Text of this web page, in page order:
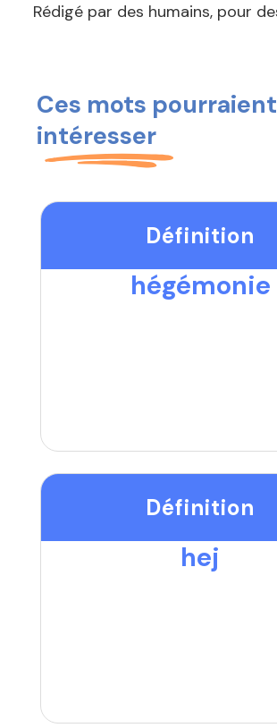
Rédigé par des humains, pour
Ces mots
intéresser
Définition
hégémonie
Définition
hej